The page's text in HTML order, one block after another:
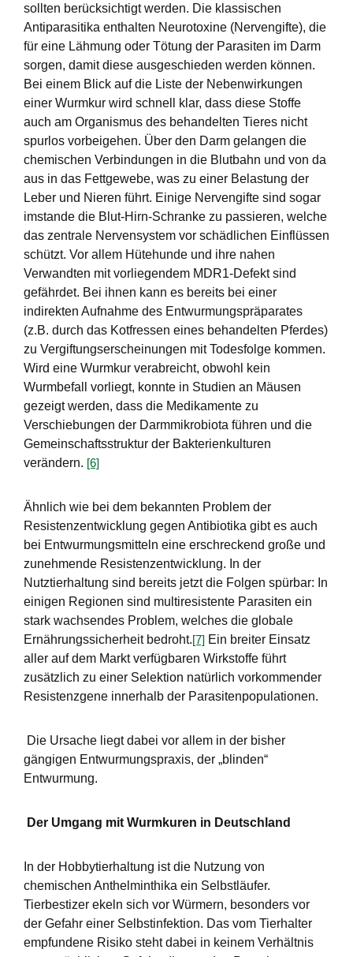
sollten berücksichtigt werden. Die klassischen
Antiparasitika enthalten Neurotoxine (Nervengifte), die
für eine Lähmung oder Tötung der Parasiten im Darm
sorgen, damit diese ausgeschieden werden können.
Bei einem Blick auf die Liste der Nebenwirkungen
einer Wurmkur wird schnell klar, dass diese Stoffe
auch am Organismus des behandelten Tieres nicht
spurlos vorbeigehen. Über den Darm gelangen die
chemischen Verbindungen in die Blutbahn und von da
aus in das Fettgewebe, was zu einer Belastung der
Leber und Nieren führt. Einige Nervengifte sind sogar
imstande die Blut-Hirn-Schranke zu passieren, welche
das zentrale Nervensystem vor schädlichen Einflüssen
schützt. Vor allem Hütehunde und ihre nahen
Verwandten mit vorliegendem MDR1-Defekt sind
gefährdet. Bei ihnen kann es bereits bei einer
indirekten Aufnahme des Entwurmungspräparates
(z.B. durch das Kotfressen eines behandelten Pferdes)
zu Vergiftungserscheinungen mit Todesfolge kommen.
Wird eine Wurmkur verabreicht, obwohl kein
Wurmbefall vorliegt, konnte in Studien an Mäusen
gezeigt werden, dass die Medikamente zu
Verschiebungen der Darmmikrobiota führen und die
Gemeinschaftsstruktur der Bakterienkulturen
verändern. [6]
Ähnlich wie bei dem bekannten Problem der
Resistenzentwicklung gegen Antibiotika gibt es auch
bei Entwurmungsmitteln eine erschreckend große und
zunehmende Resistenzentwicklung. In der
Nutztierhaltung sind bereits jetzt die Folgen spürbar: In
einigen Regionen sind multiresistente Parasiten ein
stark wachsendes Problem, welches die globale
Ernährungssicherheit bedroht.[7] Ein breiter Einsatz
aller auf dem Markt verfügbaren Wirkstoffe führt
zusätzlich zu einer Selektion natürlich vorkommender
Resistenzgene innerhalb der Parasitenpopulationen.
Die Ursache liegt dabei vor allem in der bisher
gängigen Entwurmungspraxis, der „blinden“
Entwurmung.
Der Umgang mit Wurmkuren in Deutschland
In der Hobbytierhaltung ist die Nutzung von
chemischen Anthelminthika ein Selbstläufer.
Tierbestizer ekeln sich vor Würmern, besonders vor
der Gefahr einer Selbstinfektion. Das vom Tierhalter
empfundene Risiko steht dabei in keinem Verhältnis